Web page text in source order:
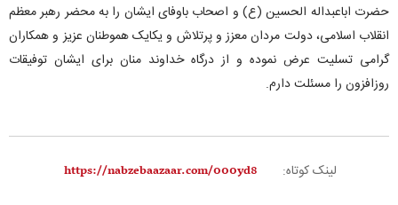
حضرت اباعبداله الحسین (ع) و اصحاب باوفای ایشان را به محضر رهبر معظم
انقلاب اسلامی، دولت مردان معزز و پرتلاش و یکایک هموطنان عزیز و همکاران
گرامی تسلیت عرض نموده و از درگاه خداوند منان برای ایشان توفیقات
روز‌افزون را مسئلت دارم.
لینک کوتاه: